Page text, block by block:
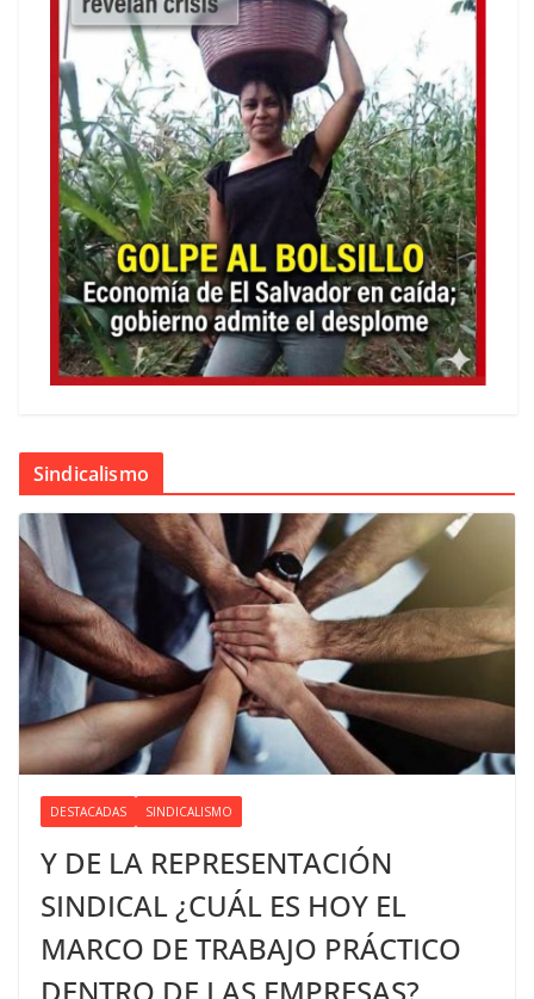
Sindicalismo
DESTACADAS SINDICALISMO
Y DE LA REPRESENTACIÓN
SINDICAL ¿CUÁL ES HOY EL
MARCO DE TRABAJO PRÁCTICO
DENTRO DE LAS EMPRESAS?